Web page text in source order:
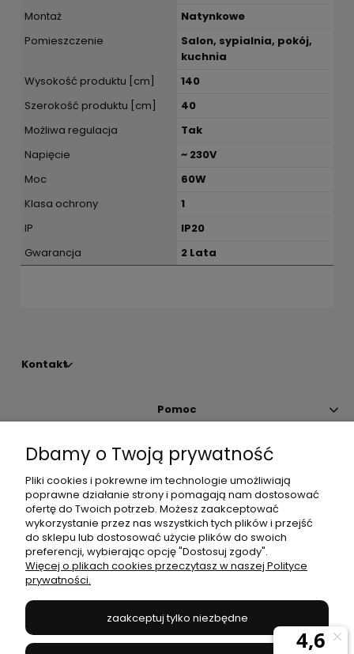
Montaż
Natynkowe
Pomieszczenie
Salon, sypialnia, pokój,
kuchnia
Wysokość produktu [cm]
140
Szerokość produktu [cm]
40
Możliwa regulacja
Tak
Napięcie
~ 230V
Moc
60W
Klasa ochrony
1
IP
IP20
Gwarancja
2 Lata
Kontakt
Pomoc
Moje konto
Płatności i dostawa
Informacje
Dbamy o Twoją prywatność
Pliki cookies i pokrewne im technologie umożliwiają
poprawne działanie strony i pomagają nam dostosować
ofertę do Twoich potrzeb. Możesz zaakceptować
wykorzystanie przez nas wszystkich tych plików i przejść
do sklepu lub dostosować użycie plików do swoich
preferencji, wybierając opcję "Dostosuj zgody".
Więcej o plikach cookies przeczytasz w naszej Polityce
prywatności.
zaakceptuj tylko niezbędne